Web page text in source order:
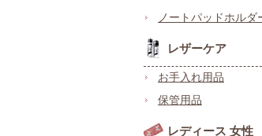
ノートパッドホルダ
レザーケア
お手入れ用品
保管用品
レディース 女性